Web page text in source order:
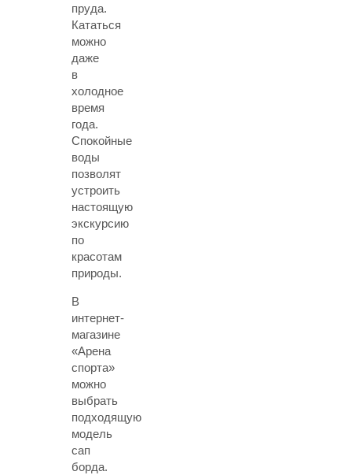
пруда.
Кататься
можно
даже
в
холодное
время
года.
Спокойные
воды
позволят
устроить
настоящую
экскурсию
по
красотам
природы.
В
интернет-
магазине
«Арена
спорта»
можно
выбрать
подходящую
модель
сап
борда.